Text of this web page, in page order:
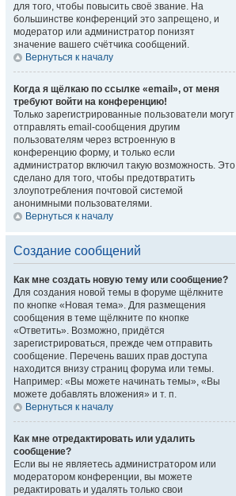
для того, чтобы повысить своё звание. На
большинстве конференций это запрещено, и
модератор или администратор понизят
значение вашего счётчика сообщений.
Вернуться к началу
Когда я щёлкаю по ссылке «email», от меня
требуют войти на конференцию!
Только зарегистрированные пользователи могут
отправлять email-сообщения другим
пользователям через встроенную в
конференцию форму, и только если
администратор включил такую возможность. Это
сделано для того, чтобы предотвратить
злоупотребления почтовой системой
анонимными пользователями.
Вернуться к началу
Создание сообщений
Как мне создать новую тему или сообщение?
Для создания новой темы в форуме щёлкните
по кнопке «Новая тема». Для размещения
сообщения в теме щёлкните по кнопке
«Ответить». Возможно, придётся
зарегистрироваться, прежде чем отправить
сообщение. Перечень ваших прав доступа
находится внизу страниц форума или темы.
Например: «Вы можете начинать темы», «Вы
можете добавлять вложения» и т. п.
Вернуться к началу
Как мне отредактировать или удалить
сообщение?
Если вы не являетесь администратором или
модератором конференции, вы можете
редактировать и удалять только свои